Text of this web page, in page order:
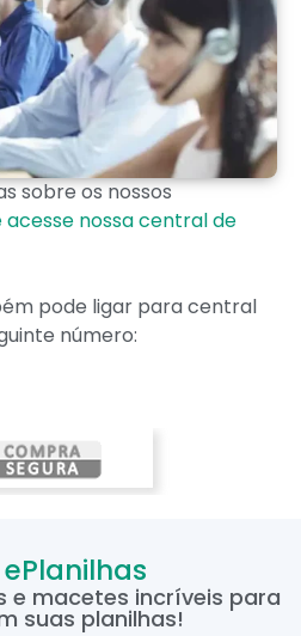
sobre os nossos
acesse nossa central de
pode ligar para central
número:
e macetes incríveis para
suas planilhas!